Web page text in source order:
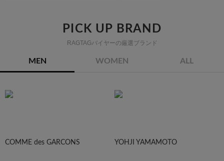
PICK UP BRAND
RAGTAGバイヤーの厳選ブランド
MEN WOMEN ALL
COMME des GARCONS YOHJI YAMAMOTO